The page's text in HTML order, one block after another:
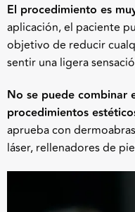
El procedimiento es
aplicación, el paciente
objetivo de reducir
sentir una ligera
No se puede combinar
procedimientos
aprueba con
láser, rellenadores de